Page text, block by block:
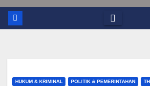
HUKUM & KRIMINAL POLITIK & PEMERINTAHAN